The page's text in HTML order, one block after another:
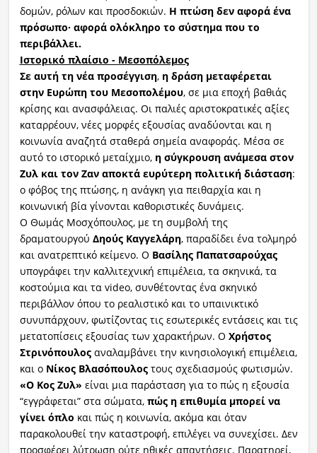
δομών, ρόλων και προσδοκιών. Η πτώση δεν αφορά ένα
πρόσωπο· αφορά ολόκληρο το σύστημα που το
περιβάλλει.
Ιστορικό πλαίσιο - Μεσοπόλεμος
Σε αυτή τη νέα προσέγγιση, η δράση μεταφέρεται
στην Ευρώπη του Μεσοπολέμου, σε μια εποχή βαθιάς
κρίσης και ανασφάλειας. Οι παλιές αριστοκρατικές αξίες
καταρρέουν, νέες μορφές εξουσίας αναδύονται και η
κοινωνία αναζητά σταθερά σημεία αναφοράς. Μέσα σε
αυτό το ιστορικό μεταίχμιο, η σύγκρουση ανάμεσα στον
Ζυλκαι τον Ζαν αποκτά ευρύτερη πολιτική διάσταση:
ο φόβος της πτώσης, η ανάγκη για πειθαρχία και η
κοινωνική βία γίνονται καθοριστικές δυνάμεις.
Ο Θωμάς Μοσχόπουλος, με τη συμβολή της
δραματουργού Δηούς Καγγελάρη, παραδίδει ένα τολμηρό
και ανατρεπτικό κείμενο. Ο Βασίλης Παπατσαρούχας
υπογράφει την καλλιτεχνική επιμέλεια, τα σκηνικά, τα
κοστούμια και τα video, συνθέτοντας ένα σκηνικό
περιβάλλον όπου το ρεαλιστικό και το υπαινικτικό
συνυπάρχουν, φωτίζοντας τις εσωτερικές εντάσεις και τις
μετατοπίσεις εξουσίας των χαρακτήρων. Ο Χρήστος
Στρινόπουλοςαναλαμβάνει την κινησιολογική επιμέλεια,
και ο Νίκος Βλασόπουλοςτους σχεδιασμούς φωτισμών.
«Ο Κος Ζυλ» είναι μια παράσταση για το πώς η εξουσία
“εγγράφεται” στα σώματα, πώς η επιθυμία μπορεί να
γίνει όπλο και πώς η κοινωνία, ακόμα και όταν
παρακολουθεί την καταστροφή, επιλέγει να συνεχίσει. Δεν
προσφέρει λύτρωση ούτε ηθικές απαντήσεις. Παρατηρεί,